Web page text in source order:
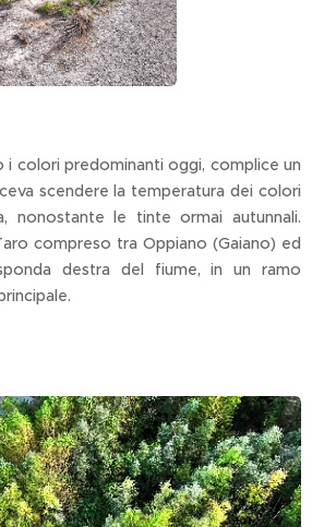
i colori predominanti oggi, complice un
scendere la temperatura dei colori
nonostante le tinte ormai autunnali.
compreso tra Oppiano (Gaiano) ed
destra del fiume, in un ramo